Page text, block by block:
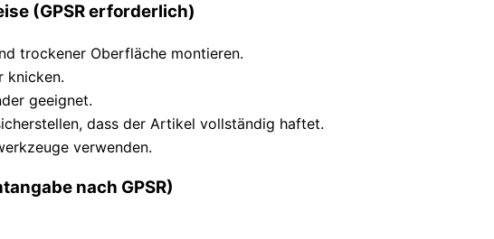
(GPSR erforderlich)
trockener Oberfläche montieren.
knicken.
geeignet.
dass der Artikel vollständig haftet.
verwenden.
nach GPSR)